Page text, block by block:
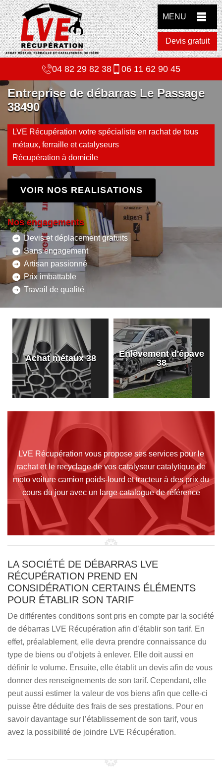
MENU
Devis gratuit
04 82 29 82 38 06 11 62 90 45
Entreprise de débarras Le Passage
38490
LVE Récupération votre spécialiste en rachat de tous
métaux, ferraille et catalyseurs
Récupération à domicile
VOIR NOS REALISATIONS
Nos engagements
Devis et déplacement gratuits
Sans engagement
Artisan passionné
Prix imbattable
Travail de qualité
Achat métaux 38
Enlèvement d'épave
38
LVE Récupération vous propose ses services pour le
rachat et le recyclage de vos catalyseur catalytique de
moto voiture camion poids-lourd et tracteur à des prix du
cours du jour avec un large catalogue de référence
LA SOCIÉTÉ DE DÉBARRAS LVE
RÉCUPÉRATION PREND EN
CONSIDÉRATION CERTAINS ÉLÉMENTS
POUR ÉTABLIR SON TARIF
De différentes conditions sont pris en compte par la société
de débarras LVE Récupération afin d’établir son tarif. En
effet, préalablement, elle devra prendre connaissance du
type de biens ou d’objets à enlever. Elle doit aussi en
définir le volume. Ensuite, elle établit un devis afin de vous
donner des renseignements de son tarif. Cependant, elle
peut aussi estimer la valeur de vos biens afin que celle-ci
puisse être déduite des frais de ses prestations. Pour en
savoir davantage sur l’établissement de son tarif, vous
avez la possibilité de joindre LVE Récupération.